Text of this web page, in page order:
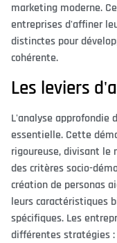
marketing moderne.
entreprises d'affiner
distinctes pour
cohérente.
Les leviers
L'analyse approfondie
essentielle. Cette
rigoureuse, divisant le
des critères socio-
création de personas
leurs caractéristiques
spécifiques. Les
différentes stratégies